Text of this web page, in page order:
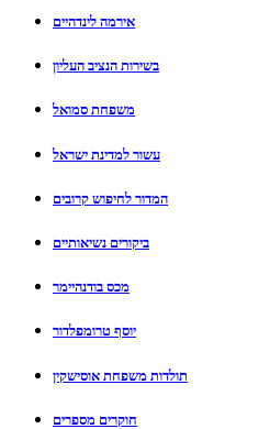
אירמה לינדהיים
בשירות הנציב העליון
משפחת סמואל
עשור למדינת ישראל
המדור לחיפוש קרובים
ביקורים נשיאותיים
מכס בודנהיימר
יוסף טרומפלדור
תולדות משפחת אוסישקין
חוקרים מספרים